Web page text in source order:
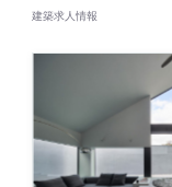
建築求人情報